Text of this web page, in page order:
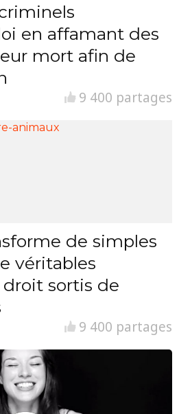
en affamant des
mort afin de
9 400 partages
de simples
véritables
sortis de
9 400 partages